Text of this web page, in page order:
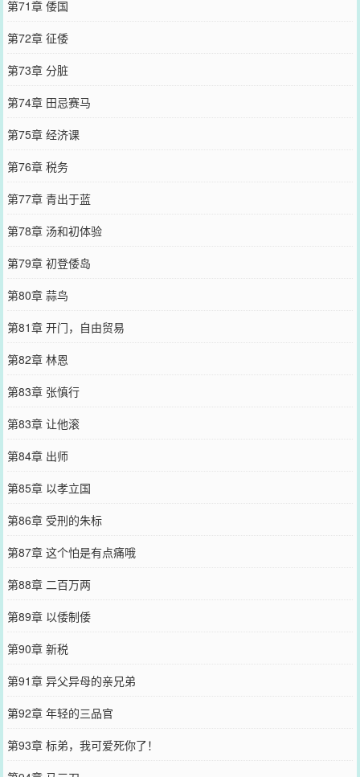
第71章 倭国
第72章 征倭
第73章 分脏
第74章 田忌赛马
第75章 经济课
第76章 税务
第77章 青出于蓝
第78章 汤和初体验
第79章 初登倭岛
第80章 蒜鸟
第81章 开门，自由贸易
第82章 林恩
第83章 张慎行
第83章 让他滚
第84章 出师
第85章 以孝立国
第86章 受刑的朱标
第87章 这个怕是有点痛哦
第88章 二百万两
第89章 以倭制倭
第90章 新税
第91章 异父异母的亲兄弟
第92章 年轻的三品官
第93章 标弟，我可爱死你了！